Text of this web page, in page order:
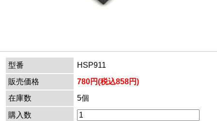
型番
HSP911
販売価格
780円(税込858円)
在庫数
5個
購入数